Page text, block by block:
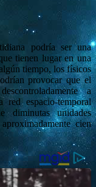
podría ser una
tienen lugar en una
tiempo, los físicos
provocar que el
a
red espacio-temporal
diminutas unidades
cien